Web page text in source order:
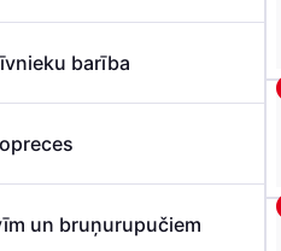
barība
un bruņurupučiem